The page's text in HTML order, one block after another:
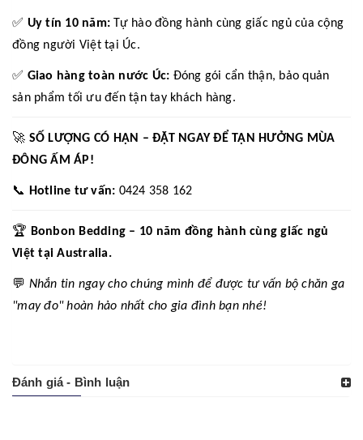
✅ Uy tín 10 năm: Tự hào đồng hành cùng giấc ngủ của cộng
đồng người Việt tại Úc.
✅ Giao hàng toàn nước Úc: Đóng gói cẩn thận, bảo quản
sản phẩm tối ưu đến tận tay khách hàng.
🚀 SỐ LƯỢNG CÓ HẠN – ĐẶT NGAY ĐỂ TẬN HƯỞNG MÙA
ĐÔNG ẤM ÁP!
📞 Hotline tư vấn: 0424 358 162
🏆 Bonbon Bedding – 10 năm đồng hành cùng giấc ngủ
Việt tại Australia.
💬 Nhắn tin ngay cho chúng mình để được tư vấn bộ chăn ga
"may đo" hoàn hảo nhất cho gia đình bạn nhé!
Đánh giá - Bình luận